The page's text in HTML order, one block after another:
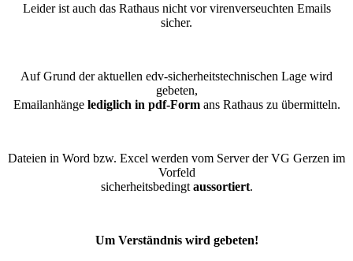
Leider ist auch das Rathaus nicht vor virenverseuchten Emails
sicher.
Auf Grund der aktuellen edv-sicherheitstechnischen Lage wird
gebeten,
Emailanhänge lediglich in pdf-Formans Rathaus zu übermitteln.
Dateien in Word bzw. Excel werden vom Server der VG Gerzen im
Vorfeld
sicherheitsbedingt aussortiert.
Um Verständnis wird gebeten!